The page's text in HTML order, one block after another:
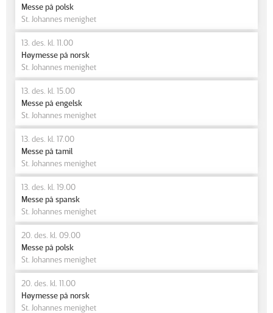
Messe på polsk
St. Johannes menighet
13. des. kl. 11.00
Høymesse på norsk
St. Johannes menighet
13. des. kl. 15.00
Messe på engelsk
St. Johannes menighet
13. des. kl. 17.00
Messe på tamil
St. Johannes menighet
13. des. kl. 19.00
Messe på spansk
St. Johannes menighet
20. des. kl. 09.00
Messe på polsk
St. Johannes menighet
20. des. kl. 11.00
Høymesse på norsk
St. Johannes menighet